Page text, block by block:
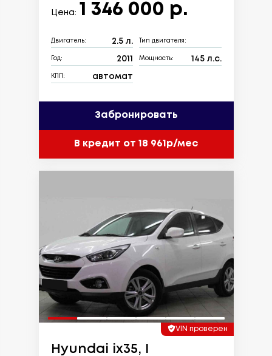
Цена: 1 346 000 р.
Двигатель: 2.5 л. Тип двигателя:
Год: 2011 Мощность: 145 л.с.
КПП: автомат
Забронировать
В кредит от 18 961р/мес
VIN проверен
Hyundai ix35, I